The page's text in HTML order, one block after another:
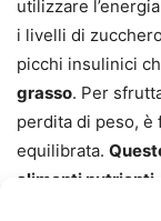
utilizzare
i livelli di
picchi insulinici
grasso. Per
perdita di peso, è
equilibrata.
alimenti
e